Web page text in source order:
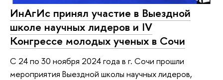
ИнАгИс принял участие в Выездной
школе научных лидеров и IV
Конгрессе молодых ученых в Сочи
С 24 по 30 ноября 2024 года в г. Сочи прошли
мероприятия Выездной школы научных лидеров,